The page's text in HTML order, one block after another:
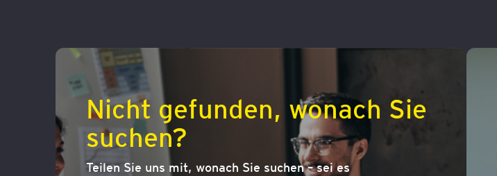
Nicht gefunden, wonach Sie
suchen?
Teilen Sie uns mit, wonach Sie suchen – sei es